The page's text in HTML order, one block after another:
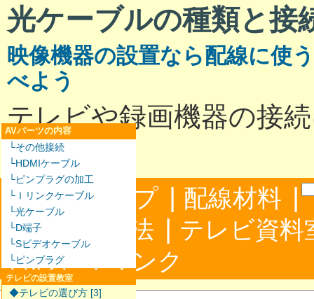
光ケーブルの種類と接
映像機器の設置なら配線に使
べよう
テレビや録画機器の接
いて
サイトマップ | 配線材料 |
配線接続方法 | テレビ資料
合わせ|リンク
AVパーツの内容
└その他接続
└HDMIケーブル
└ピンプラグの加工
└Ｉリンクケーブル
└光ケーブル
└D端子
└Sビデオケーブル
└ピンプラグ
テレビの設置教室
◆テレビの選び方 [3]